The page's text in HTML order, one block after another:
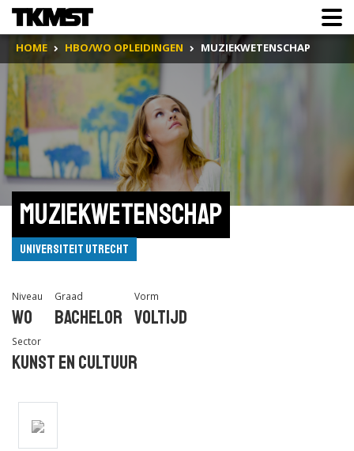
HOME HBO/WO OPLEIDINGEN MUZIEKWETENSCHAP
Muziekwetenschap
Universiteit Utrecht
Niveau
Wo
Graad
Bachelor
Vorm
Voltijd
Sector
Kunst en Cultuur